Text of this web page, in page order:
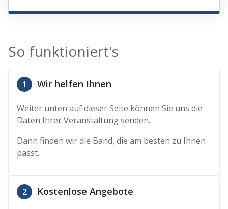
So funktioniert's
1 Wir helfen Ihnen
Weiter unten auf dieser Seite können Sie uns die
Daten Ihrer Veranstaltung senden.
Dann finden wir die Band, die am besten zu Ihnen
passt.
2 Kostenlose Angebote